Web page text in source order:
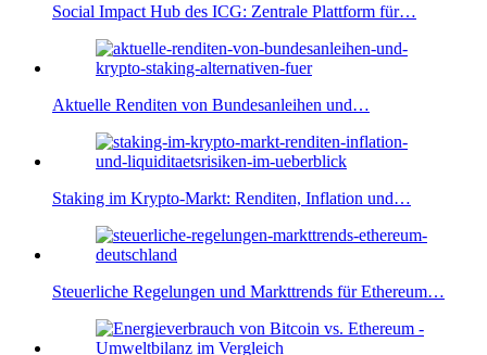
Social Impact Hub des ICG: Zentrale Plattform für…
Aktuelle Renditen von Bundesanleihen und…
Staking im Krypto-Markt: Renditen, Inflation und…
Steuerliche Regelungen und Markttrends für Ethereum…